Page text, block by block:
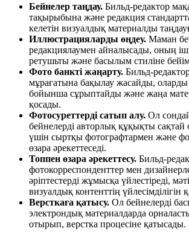
Бейнелер таңдау. Бильд-редактор
тақырыбына және редакция
келетін визуалдық материалды
Иллюстрацияларды өңдеу. Маман
редакциялаумен айналысады, оның
ретушьты және басылым стиліне
Фото банкті жаңарту. Бильд-
мұрағатына бақылау жасайды,
бойынша сұрыптайды және жаңа
қосады.
Фотосуреттерді сатып алу. Ол
бейнелерді авторлық құқықты
үшін сыртқы фотографтармен және
өзара әрекеттеседі.
Топпен өзара әрекеттесу. Бильд-
фотокорреспонденттер мен
әріптестерді жұмысқа үйлестіреді,
визуалдық контенттің үйлесімділігін
Версткаға қатысу. Ол бейнелерді
электрондық материалдарда
отырып, верстка процесіне қатысады.